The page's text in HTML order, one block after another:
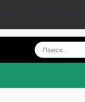
Уже есть аккаунт? Войти